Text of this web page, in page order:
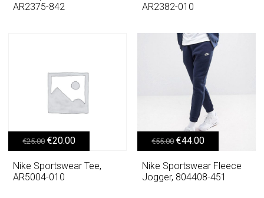
AR2375-842
AR2382-010
€25.00 Original price was: €25.00.
€20.00Η τρέχουσα τιμή είναι: €20.00.
Nike Sportswear Tee,
AR5004-010
€55.00 Original price was: €55.00.
€44.00Η τρέχουσα τιμή είναι: €44.00.
Nike Sportswear Fleece
Jogger, 804408-451